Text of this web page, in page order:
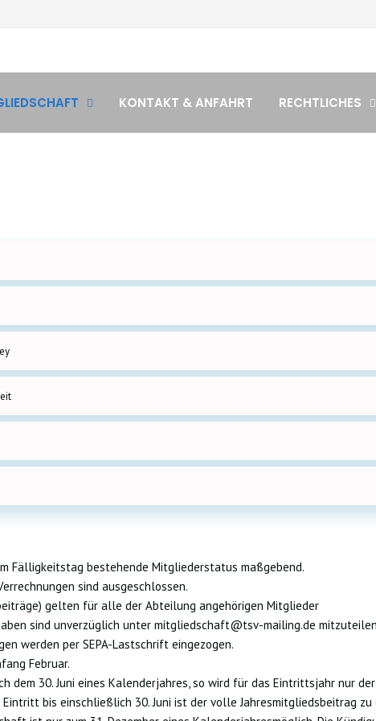
KONTAKT & ANFAHRT RECHTLICHES
Fälligkeitstag bestehende Mitgliederstatus maßgebend.
sind ausgeschlossen.
gelten für alle der Abteilung angehörigen Mitglieder
sind unverzüglich unter mitgliedschaft@tsv-mailing.de
werden per SEPA-Lastschrift eingezogen.
Februar.
dem 30. Juni eines Kalenderjahres, so wird für das Eintrittsjahr nur
bis einschließlich 30. Juni ist der volle Jahresmitgliedsbeitrag